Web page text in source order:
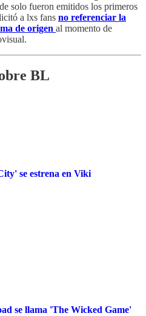
solo fueron emitidos los primeros
a lxs fans no referenciar la
de origen al momento de
BL
se estrena en Viki
se llama 'The Wicked Game'